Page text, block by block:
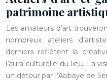
patrimoine
Les amateurs d’art
nombreux ateliers
derniers reflètent la
l’aura culturelle du lieu. La
un détour par l’Abbaye de